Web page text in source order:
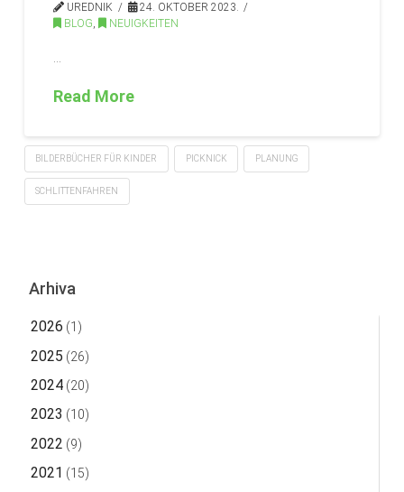
UREDNIK
24. OKTOBER 2023.
BLOG, NEUIGKEITEN
Read More
BILDERBÜCHER FÜR KINDER PICKNICK PLANUNG
SCHLITTENFAHREN
Arhiva
2026 (1)
2025 (26)
2024(20)
2023 (10)
2022 (9)
2021 (15)